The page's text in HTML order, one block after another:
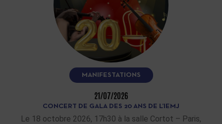
MANIFESTATIONS
21/07/2026
CONCERT DE GALA DES 20 ANS DE L’IEMJ
Le 18 octobre 2026, 17h30 à la salle Cortot – Paris,